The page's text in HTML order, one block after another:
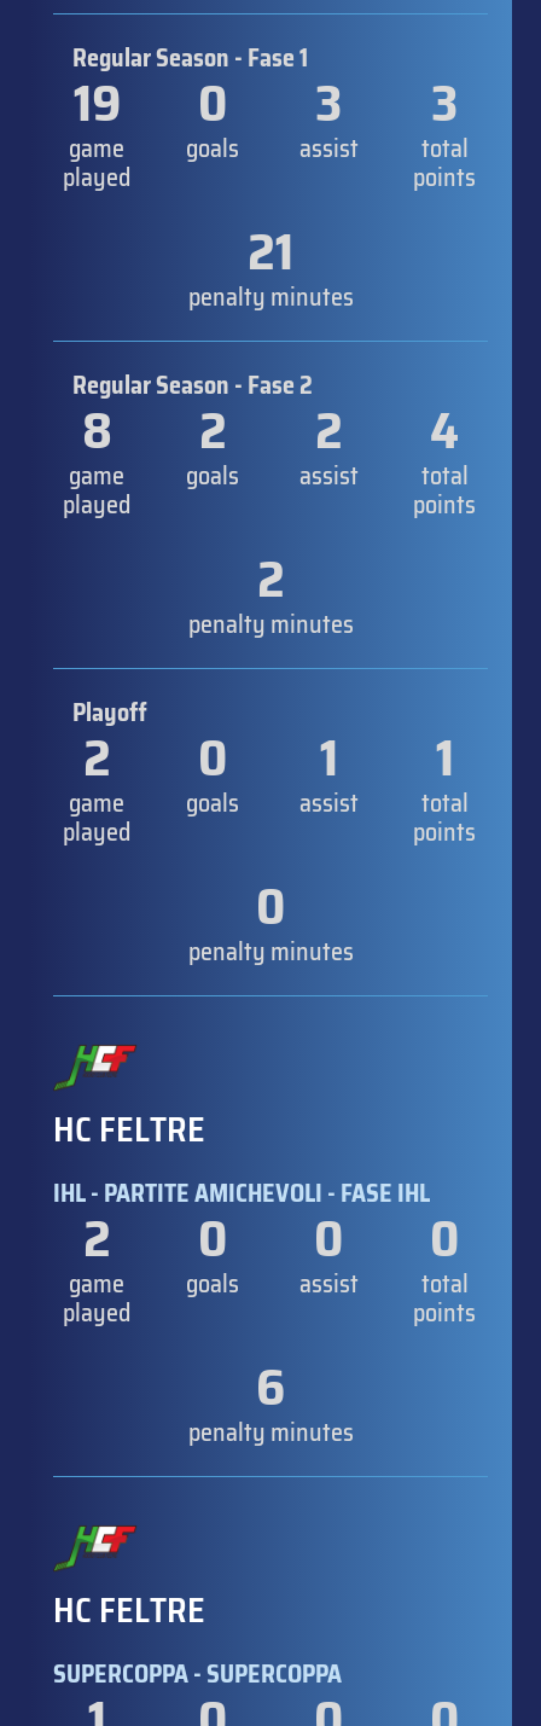
Regular Season - Fase 1
19
game
played
0
goals
3
assist
3
total
points
21
penalty minutes
Regular Season - Fase 2
8
game
played
2
goals
2
assist
4
total
points
2
penalty minutes
Playoff
2
game
played
0
goals
1
assist
1
total
points
0
penalty minutes
HC FELTRE
IHL - PARTITE AMICHEVOLI - FASE IHL
2
game
played
0
goals
0
assist
0
total
points
6
penalty minutes
HC FELTRE
SUPERCOPPA - SUPERCOPPA